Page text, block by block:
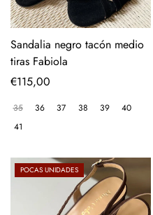
Sandalia negro tacón medio
tiras Fabiola
Precio
€115,00
35 36 37 38 39
40
41
POCAS UNIDADES